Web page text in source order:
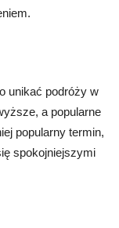
unikać podróży w
a popularne
popularny termin,
spokojniejszymi